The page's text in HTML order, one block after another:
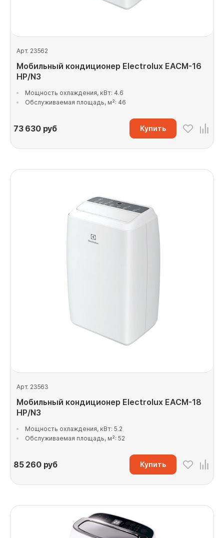
Арт. 23562
Мобильный кондиционер Electrolux EACM-16
HP/N3
Мощность охлаждения, кВт: 4.6
Обслуживаемая площадь, м²: 46
73 630руб Купить
Арт. 23563
Мобильный кондиционер Electrolux EACM-18
HP/N3
Мощность охлаждения, кВт: 5.2
Обслуживаемая площадь, м²: 52
85 260руб Купить